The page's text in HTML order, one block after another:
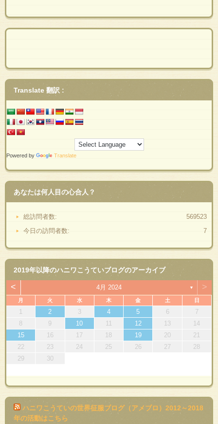
Translate 翻訳 :
Powered by Translate
あなたは何人目の心合人？
569523
総訪問者数:
7
今日の訪問者数:
2019年以降のハニワこうていブログのアーカイブ
< 4月 2024 ▼ >
月 火 水 木 金 土 日
1 2 3 4 5 6
7
8
9 10 11 12 13
14
15
16 17 18 19 20
21
22
23 24 25 26 27
28
29
30
ハニワこうていの世界征服ブログ（アメブロ）2012～2018
年の活動はこちら